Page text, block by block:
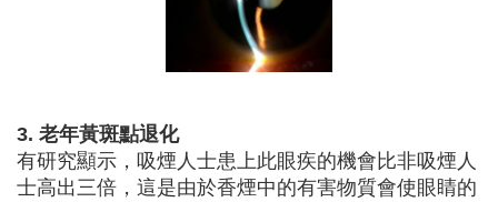
3. 老年黃斑點退化
有研究顯示，吸煙人士患上此眼疾的機會比非吸煙人
士高出三倍，這是由於香煙中的有害物質會使眼睛的